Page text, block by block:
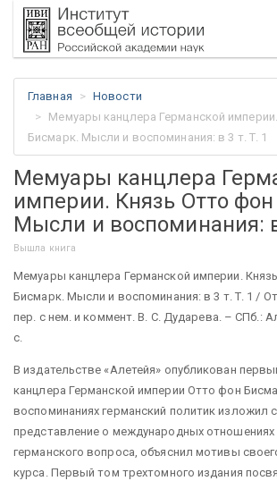
Главная
Новости
Мемуары канцлера Германской
Бисмарк. Мысли и воспоминания: в 3 т. Т. 1
Мемуары канцлера
империи. Князь Отто
Мысли и воспоминания:
Вышла книга
Мемуары канцлера Германской империи.
Бисмарк. Мысли и воспоминания: в 3 т. Т. 1 /
пер. с нем. и коммент. В. С. Дударева. – СПб.:
с.
В издательстве «Алетейя» опубликован
канцлера Германской империи Отто фон
воспоминаниях германский политик изложил
представление о международных отношениях
германского вопроса, объяснил мотивы
курса. Первый том трехтомного издания